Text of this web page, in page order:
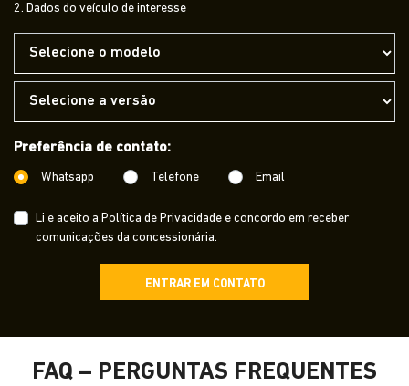
2. Dados do veículo de interesse
Preferência de contato:
Whatsapp Telefone Email
Li e aceito a Política de Privacidade e concordo em receber
comunicações da concessionária.
ENTRAR EM CONTATO
FAQ – PERGUNTAS FREQUENTES